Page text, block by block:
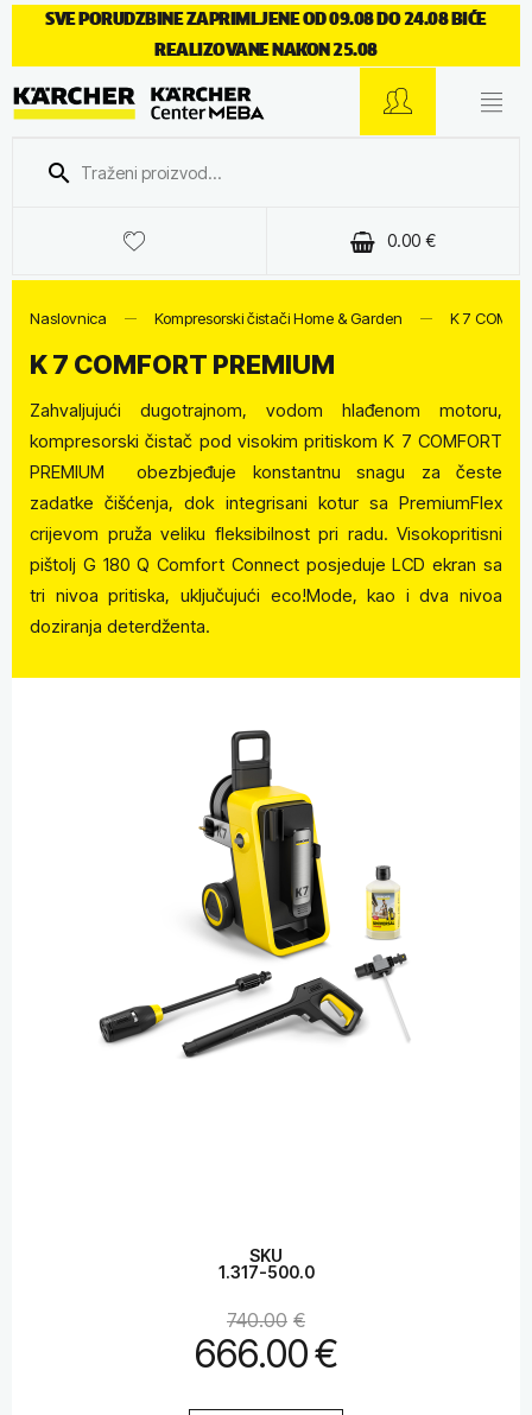
SVE PORUDZBINE ZAPRIMLJENE OD 09.08 DO 24.08 BIĆE
REALIZOVANE NAKON 25.08
€
0.00
Naslovnica Kompresorski čistači Home & Garden K 7
K 7 COMFORT PREMIUM
Zahvaljujući dugotrajnom, vodom hlađenom motoru,
kompresorski čistač pod visokim pritiskom K 7 COMFORT
PREMIUM obezbjeđuje konstantnu snagu za česte
zadatke čišćenja, dok integrisani kotur sa PremiumFlex
crijevom pruža veliku fleksibilnost pri radu. Visokopritisni
pištolj G 180 Q Comfort Connect posjeduje LCD ekran sa
tri nivoa pritiska, uključujući eco!Mode, kao i dva nivoa
doziranja deterdženta.
SKU
1.317-500.0
€
666.00
€
740.00